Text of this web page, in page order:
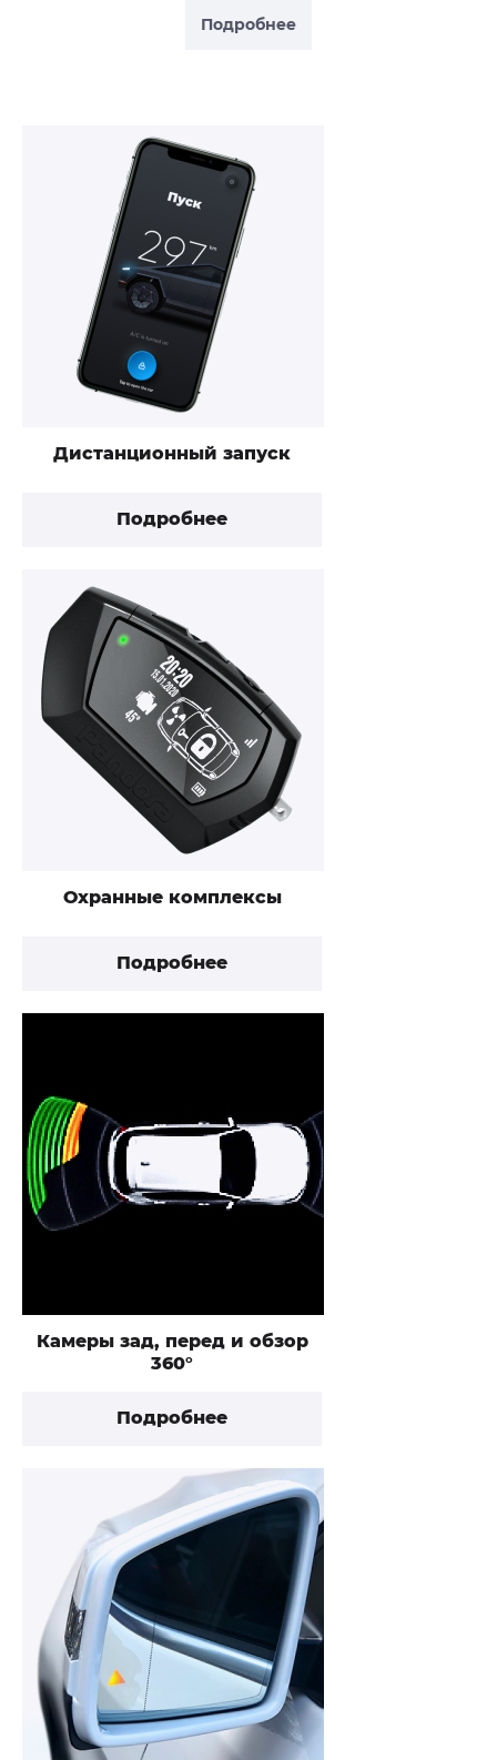
Подробнее
Дистанционный запуск
Подробнее
Охранные комплексы
Подробнее
Камеры зад, перед и обзор
360°
Подробнее